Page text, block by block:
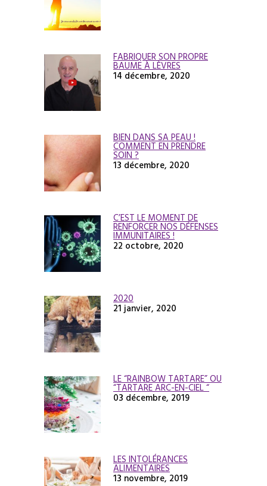
FABRIQUER SON PROPRE
BAUME À LÈVRES
14 décembre, 2020
BIEN DANS SA PEAU !
COMMENT EN PRENDRE
SOIN ?
13 décembre, 2020
C’EST LE MOMENT DE
RENFORCER NOS DÉFENSES
IMMUNITAIRES !
22 octobre, 2020
2020
21 janvier, 2020
LE “RAINBOW TARTARE” OU
“TARTARE ARC-EN-CIEL “
03 décembre, 2019
LES INTOLÉRANCES
ALIMENTAIRES
13 novembre, 2019